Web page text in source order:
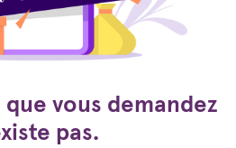
que vous demandez
pas.